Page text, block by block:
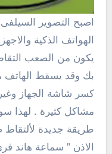
الهواتف الذكية
يكون من الصعب
بك وقد يسقط
كسر شاشة الجهاز
مشاكل كثيرة . لهذا
طريقة جديدة
الاذن ” سماعة هاند